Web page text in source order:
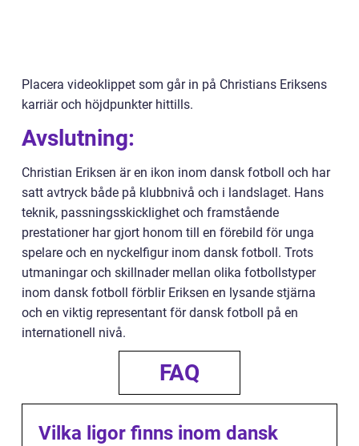
Placera videoklippet som går in på Christians Eriksens
karriär och höjdpunkter hittills.
Avslutning:
Christian Eriksen är en ikon inom dansk fotboll och har
satt avtryck både på klubbnivå och i landslaget. Hans
teknik, passningsskicklighet och framstående
prestationer har gjort honom till en förebild för unga
spelare och en nyckelfigur inom dansk fotboll. Trots
utmaningar och skillnader mellan olika fotbollstyper
inom dansk fotboll förblir Eriksen en lysande stjärna
och en viktig representant för dansk fotboll på en
internationell nivå.
FAQ
Vilka ligor finns inom dansk